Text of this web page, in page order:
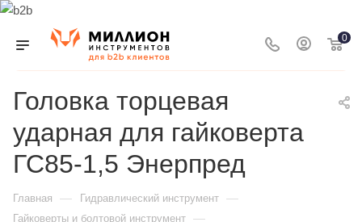
0
Головка торцевая
ударная для гайковерта
ГС85-1,5 Энерпред
Главная — Гидравлический инструмент —
Гайковерты и болтовой инструмент —